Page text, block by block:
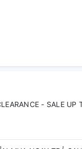
- SALE UP